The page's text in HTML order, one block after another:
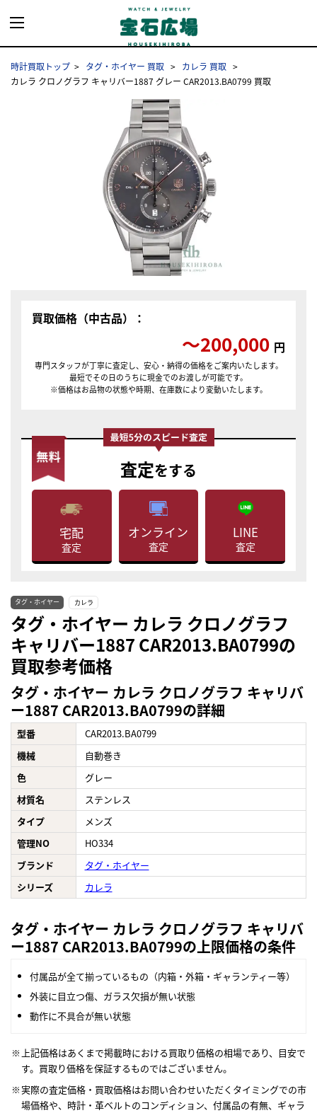
時計買取トップ タグ・ホイヤー 買取
カレラ 買取
カレラ クロノグラフ キャリバー1887 グレー CAR2013.BA0799 買取
買取価格（中古品）：
〜200,000 円
専門スタッフが丁寧に査定し、安心・納得の価格をご案内いたします。
最短でその日のうちに現金でのお渡しが可能です。
※価格はお品物の状態や時期、在庫数により変動いたします。
査定をする
宅配
査定
オンライン
査定
LINE
査定
タグ・ホイヤー カレラ
タグ・ホイヤー カレラ クロノグラフ
キャリバー1887 CAR2013.BA0799の
買取参考価格
タグ・ホイヤー カレラ クロノグラフ キャリバ
ー1887 CAR2013.BA0799の詳細
型番
CAR2013.BA0799
機械
自動巻き
色
グレー
材質名
ステンレス
タイプ
メンズ
管理NO
HO334
ブランド
タグ・ホイヤー
シリーズ
カレラ
タグ・ホイヤー カレラ クロノグラフ キャリバ
ー1887 CAR2013.BA0799の上限価格の条件
付属品が全て揃っているもの（内箱・外箱・ギャランティー等）
外装に目立つ傷、ガラス欠損が無い状態
動作に不具合が無い状態
上記価格はあくまで掲載時における買取り価格の相場であり、目安で
す。買取り価格を保証するものではございません。
実際の査定価格・買取価格はお問い合わせいただくタイミングでの市
場価格や、時計・革ベルトのコンディション、付属品の有無、ギャラ